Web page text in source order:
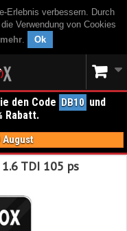
Erlebnis verbessern. Durch
Verwendung von Cookies
. Ok
den Code DB10 und
Rabatt.
August
TDI 105 ps